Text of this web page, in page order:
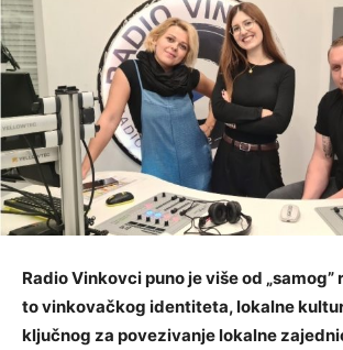
Radio Vinkovci puno je više od „samog”
to vinkovačkog identiteta, lokalne
ključnog za povezivanje lokalne